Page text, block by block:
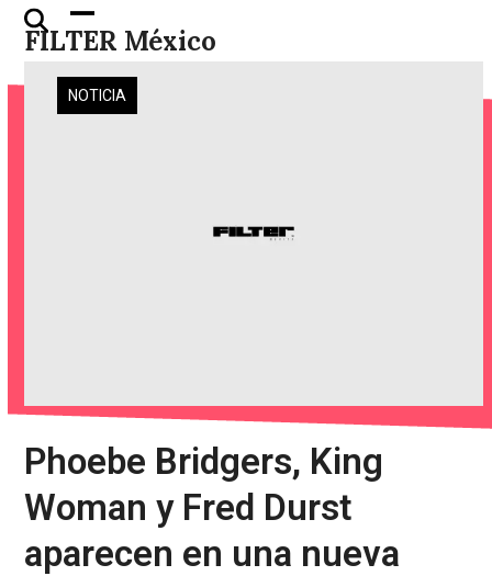
Skip
FILTER México
Open
mobile
menu
Close
mobile
menu
NOTICIA
Phoebe Bridgers, King
Woman y Fred Durst
aparecen en una nueva